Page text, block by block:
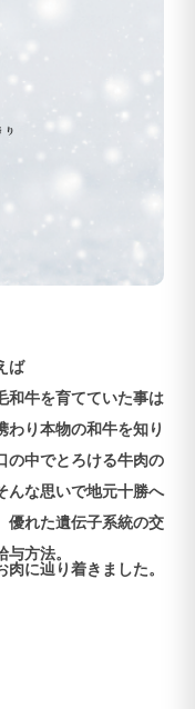
ば
和牛を育てていた事は
わり本物の和牛を知り
の中でとろける牛肉の
んな思いで地元十勝へ
優れた遺伝子系統の交
方法。
に辿り着きました。